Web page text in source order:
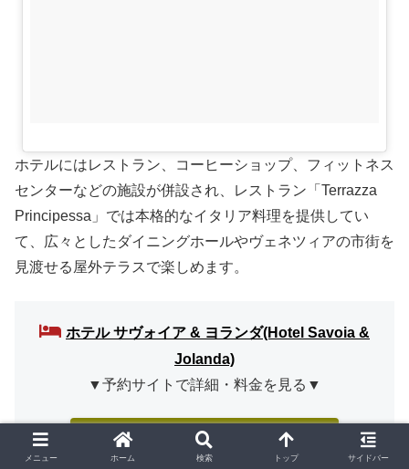
ホテルにはレストラン、コーヒーショップ、フィットネス
センターなどの施設が併設され、レストラン「Terrazza
Principessa」では本格的なイタリア料理を提供してい
て、広々としたダイニングホールやヴェネツィアの市街を
見渡せる屋外テラスで楽しめます。
ホテル サヴォイア & ヨランダ(Hotel Savoia &
Jolanda)
▼予約サイトで詳細・料金を見る▼
ホテルズドットコム(Hotels.com)で
メニュー ホーム 検索 トップ サイドバー